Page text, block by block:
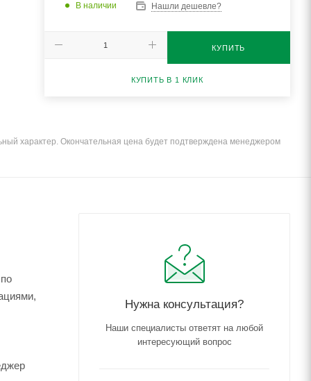
В наличии Нашли дешевле?
КУПИТЬ
КУПИТЬ В 1 КЛИК
характер. Окончательная цена будет подтверждена менеджером
Нужна консультация?
Наши специалисты ответят на любой
интересующий вопрос